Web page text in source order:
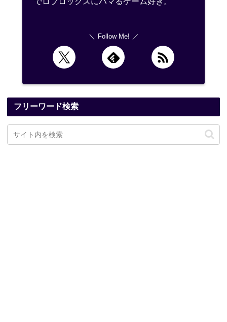
Follow Me!
フリーワード検索